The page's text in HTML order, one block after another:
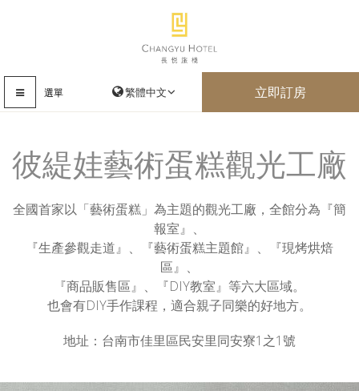
選單 立即訂房
彼緹娃藝術蛋糕觀光工廠
全國首家以「藝術蛋糕」為主題的觀光工廠，全館分為『簡
報室』、
『生產參觀走道』、『藝術蛋糕主題館』、『現烤烘焙
區』、
『商品販售區』、『DIY教室』等六大區域。
也會有DIY手作課程，適合親子同樂的好地方。
地址：台南市佳里區民安里同安寮1之1號